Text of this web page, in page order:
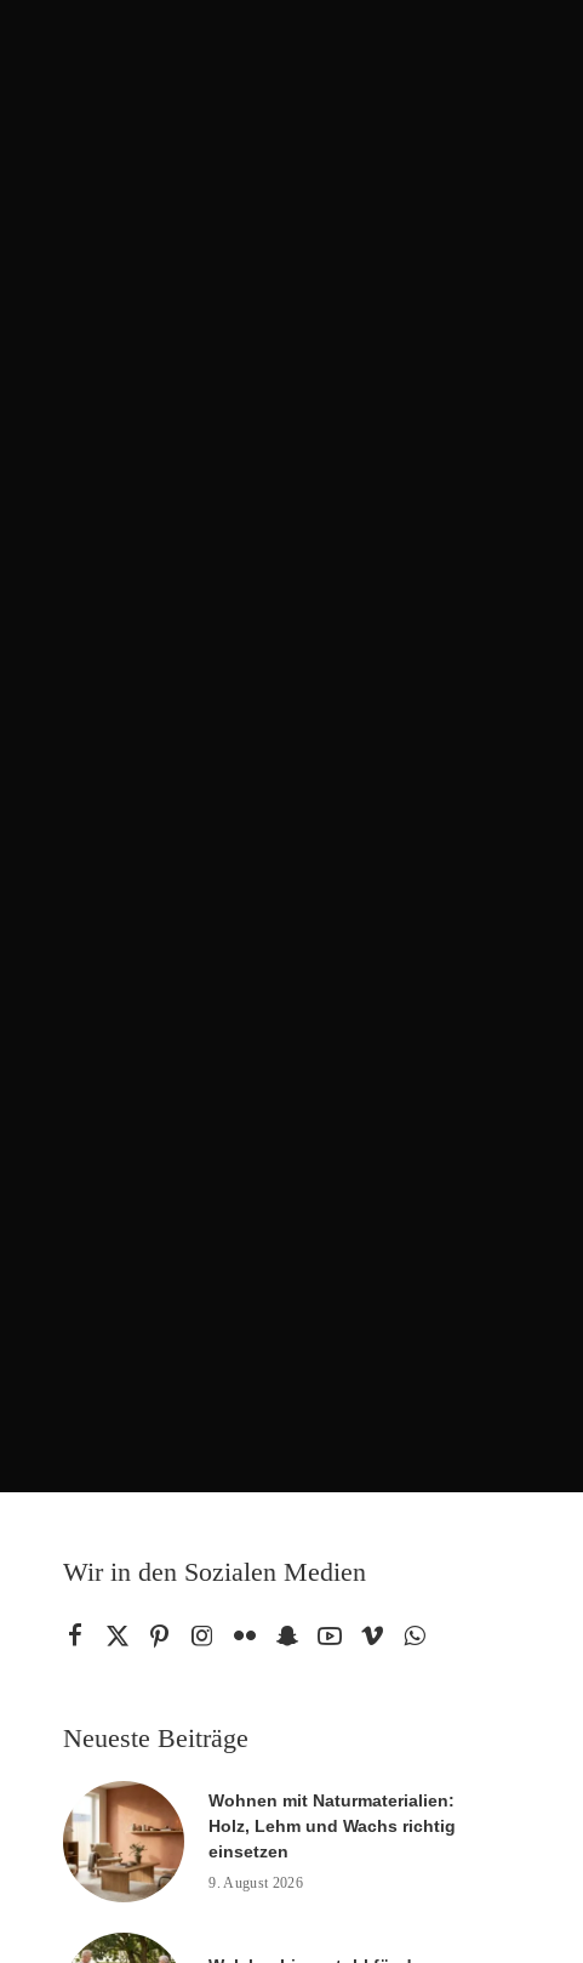
Wir in den Sozialen Medien
Neueste Beiträge
Wohnen mit Naturmaterialien:
Holz, Lehm und Wachs richtig
einsetzen
9. August 2026